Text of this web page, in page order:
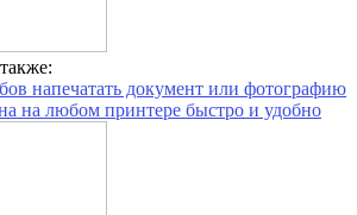
напечатать документ или фотографию
на любом принтере быстро и удобно